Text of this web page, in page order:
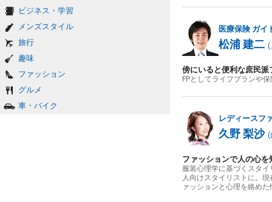
ビジネス・学習
メンズスタイル
旅行
趣味
ファッション
グルメ
車・バイク
医療保険 ガイ
松浦 建二 (
傍にいると便利な庶民
FPとしてライフプランや
レディースフ
久野 梨沙 (
ファッションで人の心
服装心理学に基づくスタ
人向けスタイリストに。
ァッションと心理を絡め